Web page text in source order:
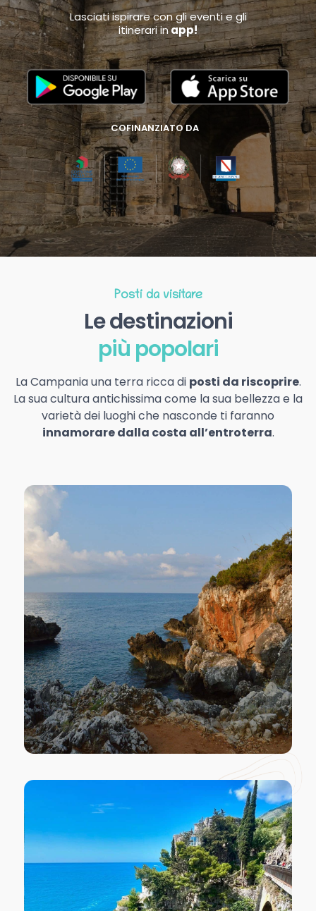
Lasciati ispirare con gli eventi e gli
itinerari inapp!
COFINANZIATO DA
Posti da visitare
Le destinazioni
più popolari
La Campania una terra ricca di posti da riscoprire.
La sua cultura antichissima come la sua bellezza e la
varietà dei luoghi che nasconde ti faranno
innamorare dalla costa all’entroterra.